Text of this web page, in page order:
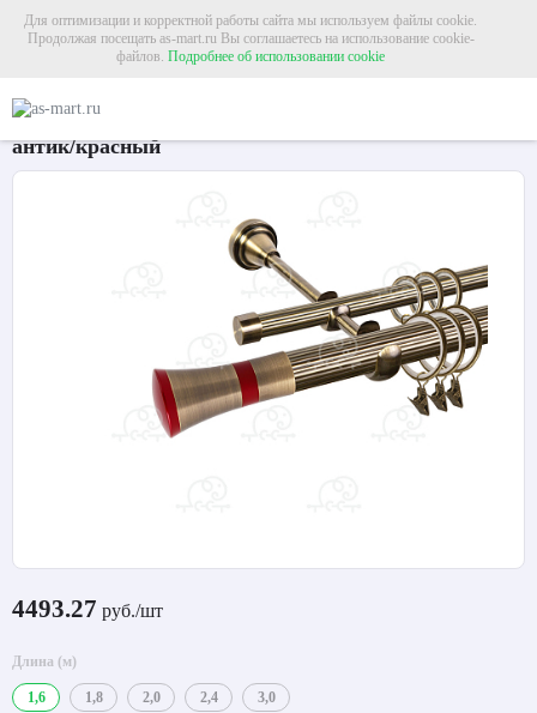
Для оптимизации и корректной работы сайта мы используем файлы cookie.
Продолжая посещать as-mart.ru Вы соглашаетесь на использование cookie-
файлов. Подробнее об использовании cookie
Карниз для штор двухрядный «Люксор» Ø25Р/16Р
антик/красный
4493.27 руб./шт
Длина (м)
1,6 1,8 2,0 2,4 3,0